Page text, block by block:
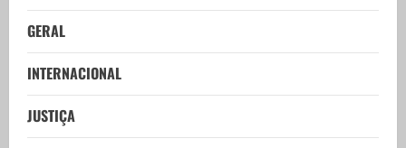
GERAL
INTERNACIONAL
JUSTIÇA